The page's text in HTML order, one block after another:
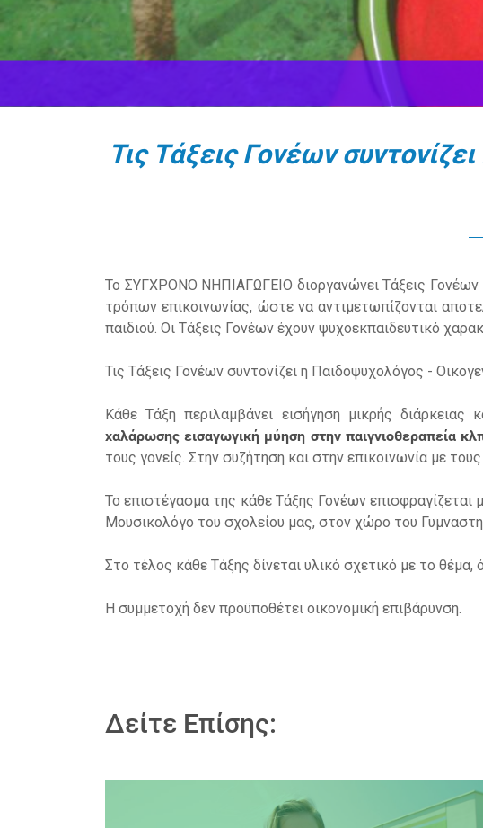
Τις Τάξεις Γονέων
Το ΣΥΓΧΡΟΝΟ ΝΗΠΙΑΓΩΓΕΙΟ διοργανώνει Τάξεις Γονέων
τρόπων επικοινωνίας, ώστε να αντιμετωπίζονται
παιδιού. Οι Τάξεις Γονέων έχουν ψυχοεκπαιδευτικό
Τις Τάξεις Γονέων συντονίζει η Παιδοψυχολόγος -
Κάθε Τάξη περιλαμβάνει εισήγηση μικρής διάρκειας
χαλάρωσης εισαγωγική μύηση στην παιγνιοθεραπεία
τους γονείς. Στην συζήτηση και στην επικοινωνία με
Το επιστέγασμα της κάθε Τάξης Γονέων
Μουσικολόγο του σχολείου μας, στον χώρο του
Στο τέλος κάθε Τάξης δίνεται υλικό σχετικό με το
Η συμμετοχή δεν προϋποθέτει οικονομική επιβάρυνση.
Δείτε Επίσης: